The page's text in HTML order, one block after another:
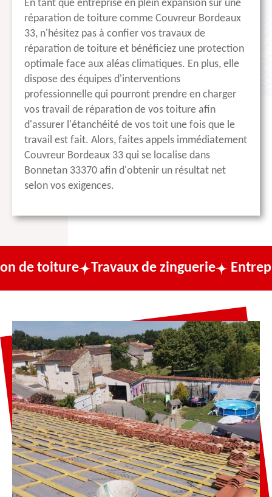
En tant que entreprise en plein expansion sur une
réparation de toiture comme Couvreur Bordeaux
33, n'hésitez pas à confier vos travaux de
réparation de toiture et bénéficiez une protection
optimale face aux aléas climatiques. En plus, elle
dispose des équipes d'interventions
professionnelle qui pourront prendre en charger
vos travail de réparation de vos toiture afin
d'assurer l'étanchéité de vos toit une fois que le
travail est fait. Alors, faites appels immédiatement
Couvreur Bordeaux 33 qui se localise dans
Bonnetan 33370 afin d'obtenir un résultat net
selon vos exigences.
Travaux de zinguerie Entreprise de